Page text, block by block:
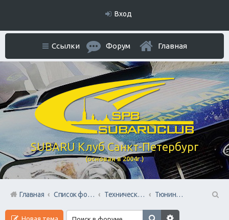
Вход
SUBARU Клуб Санкт-Петербург
(основан в 2004г.)
Ссылки Форум Главная
Главная Список форумов Технический раздел
Тюнинг / Стайлинг Авто
Новая тема